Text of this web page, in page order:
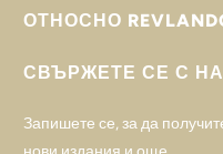
ОТНОСНО
СВЪРЖЕТЕ СЕ С
Запишете се, за да